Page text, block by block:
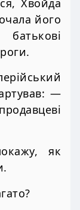
його
—
як